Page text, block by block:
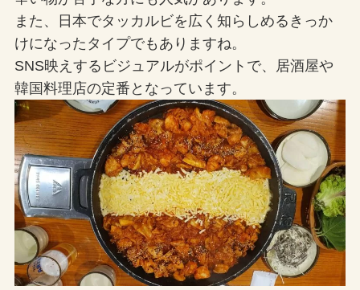
また、日本でタッカルビを広く知らしめるきっか
けになったタイプでもありますね。
SNS映えするビジュアルがポイントで、居酒屋や
韓国料理店の定番となっています。